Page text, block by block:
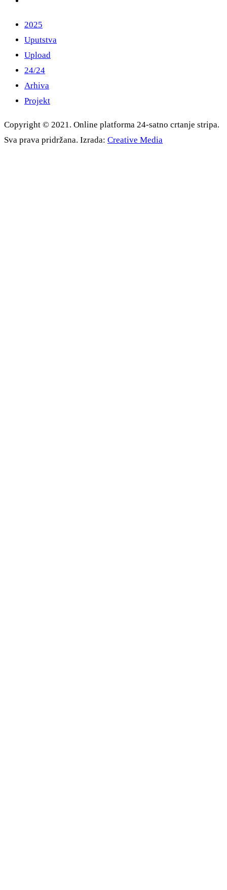
2025
Uputstva
Upload
24/24
Arhiva
Projekt
Copyright © 2021. Online platforma 24-satno crtanje stripa.
Sva prava pridržana. Izrada: Creative Media